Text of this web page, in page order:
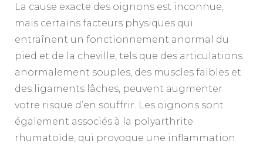
La cause exacte des oignons est inconnue,
mais certains facteurs physiques qui
entraînent un fonctionnement anormal du
pied et de la cheville, tels que des articulations
anormalement souples, des muscles faibles et
des ligaments lâches, peuvent augmenter
votre risque d’en souffrir. Les oignons sont
également associés à la polyarthrite
rhumatoïde, qui provoque une inflammation